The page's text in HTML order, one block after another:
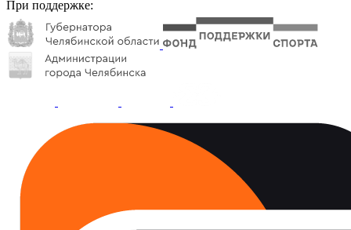
При поддержке: